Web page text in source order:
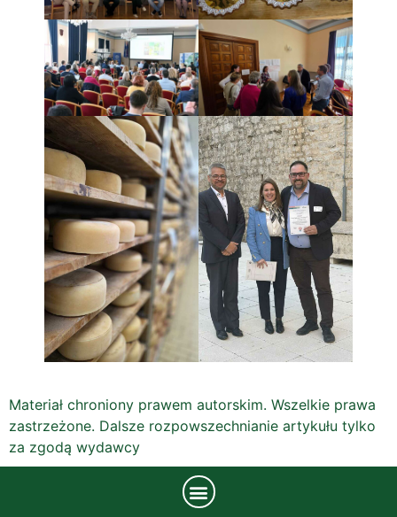
Materiał chroniony prawem autorskim. Wszelkie prawa
zastrzeżone. Dalsze rozpowszechnianie artykułu tylko
za zgodą wydawcy